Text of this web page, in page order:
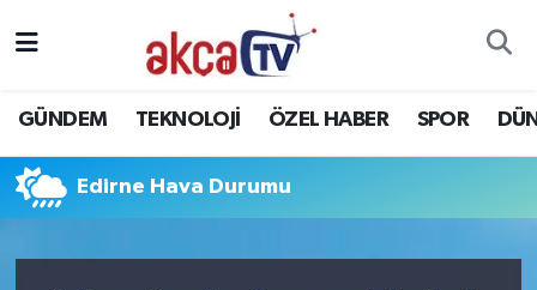
GÜNDEM TEKNOLOJİ ÖZEL HABER SPOR
Edirne Hava Durumu
Trabzon Hava Durumu